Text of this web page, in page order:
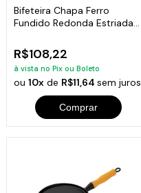
Bifeteira Chapa Ferro
Fundido Redonda Estriada
R$108,22
à vista no Pix ou Boleto
ou10x de R$11,64sem juros
Comprar